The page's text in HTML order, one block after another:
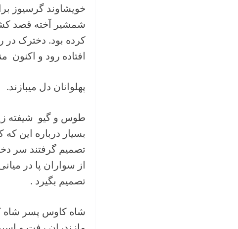
خویشاوند گرسیوز
شمشیر آخته قصد
کرده بود. دخترک در
افتاده رود و اکنون
پهلوانان دل میبازند.
طوس و گیو شیفته
بسیار درباره این که
تصمیم گرفتند سر
از سواران پا در
تصمیم بگیرد .
شاه کاوس پسر شاه